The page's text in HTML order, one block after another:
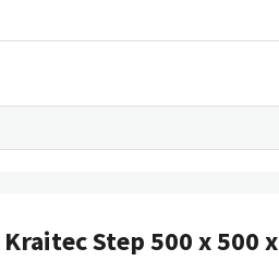
Kraitec Step 500 x 500